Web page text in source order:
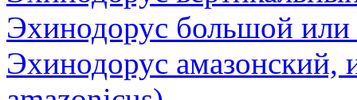
Эхинодорус большой
Эхинодорус амазонский,